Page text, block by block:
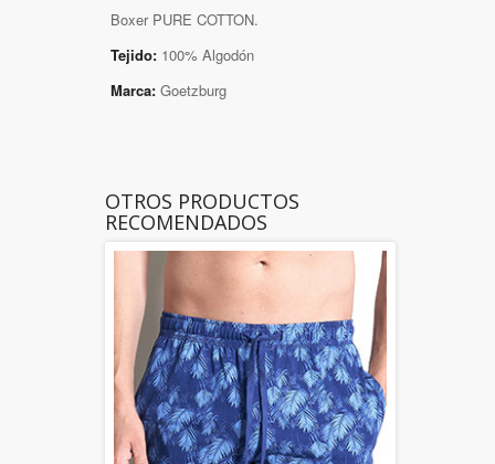
Boxer PURE COTTON.
Tejido: 100% Algodón
Marca: Goetzburg
OTROS PRODUCTOS
RECOMENDADOS